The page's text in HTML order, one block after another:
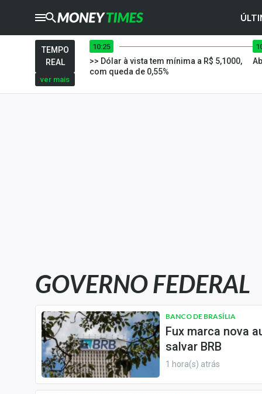
CRYPTOTIMES
TIMES
Ibovespa
Carteiras Recomendadas
Central de Dividendos
Central de Fundos
Imobiliários
Central dos IPOs
Renda Fixa
Finanças Pessoais
TEMPO
REAL
ver mais
10:25
>> Dólar à vista tem mínima a R$ 5,1000,
com queda de 0,55%
GOVERNO FEDERAL
BANCO DE BRASÍLIA
Fux marca nova
salvar BRB
1 hora(s) atrás